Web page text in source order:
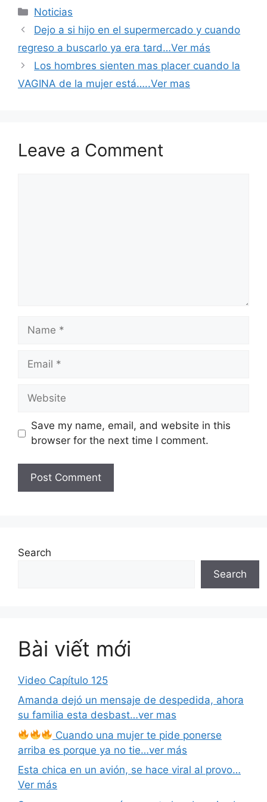
Categories
Noticias
Dejo a si hijo en el supermercado y cuando
regreso a buscarlo ya era tard…Ver más
Los hombres sienten mas placer cuando la
VAGINA de la mujer está…..Ver mas
Leave a Comment
Name
Email
Website
Save my name, email, and website in this
browser for the next time I comment.
Search
Search
Bài viết mới
Video Capítulo 125
Amanda dejó un mensaje de despedida, ahora
su familia esta desbast…ver mas
Cuando una mujer te pide ponerse
arriba es porque ya no tie…ver más
Esta chica en un avión, se hace viral al provo…
Ver más